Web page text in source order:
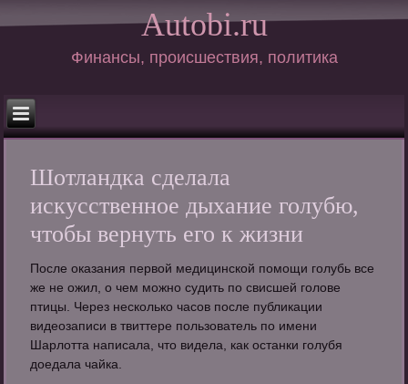
Autobi.ru
Финансы, происшествия, политика
Шотландка сделала
искусственное дыхание голубю,
чтобы вернуть его к жизни
После оказания первой медицинской помощи голубь все
же не ожил, о чем можно судить по свисшей голове
птицы. Через несколько часов после публикации
видеозаписи в твиттере пользователь по имени
Шарлотта написала, что видела, как останки голубя
доедала чайка.